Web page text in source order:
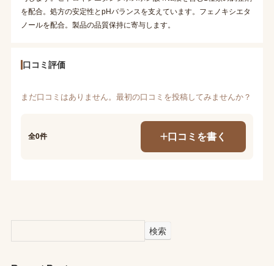
を配合。処方の安定性とpHバランスを支えています。フェノキシエタ
ノールを配合。製品の品質保持に寄与します。
口コミ評価
まだ口コミはありません。最初の口コミを投稿してみませんか？
全0件 口コミを書く
検索